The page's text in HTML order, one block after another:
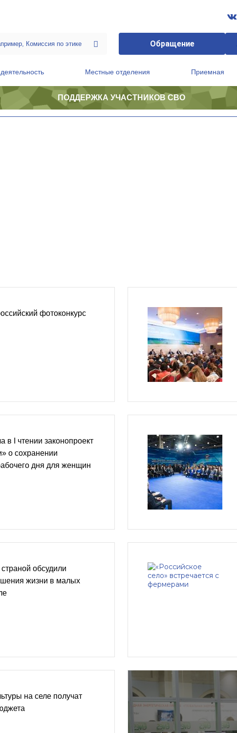
Обращение
Местные отделения Приемная
ПОДДЕРЖКА УЧАСТНИКОВ СВО
фотоконкурс
в I чтении законопроект
о сохранении
дня для женщин
обсудили
жизни в малых
на селе получат